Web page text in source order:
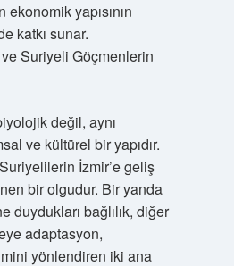
ekonomik yapısının
katkı sunar.
Suriyeli Göçmenlerin
değil, aynı
ve kültürel bir yapıdır.
İzmir’e geliş
bir olgudur. Bir yanda
duydukları bağlılık, diğer
adaptasyon,
yönlendiren iki ana